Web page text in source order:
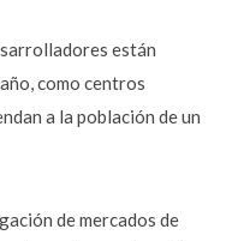
están
como centros
a la población de un
de mercados de